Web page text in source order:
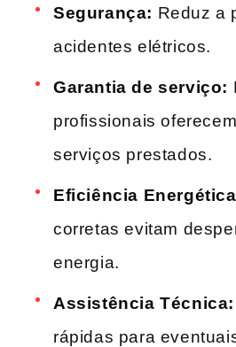
Segurança: Reduz a
acidentes elétricos.
Garantia de serviço:
profissionais
serviços prestados.
Eficiência
corretas evitam‌
energia.
Assistência Técnica:
rápidas para